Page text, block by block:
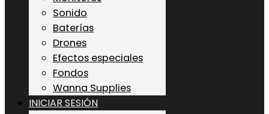
Sonido
Baterías
Drones
Efectos especiales
Fondos
Wanna Supplies
INICIAR SESIÓN